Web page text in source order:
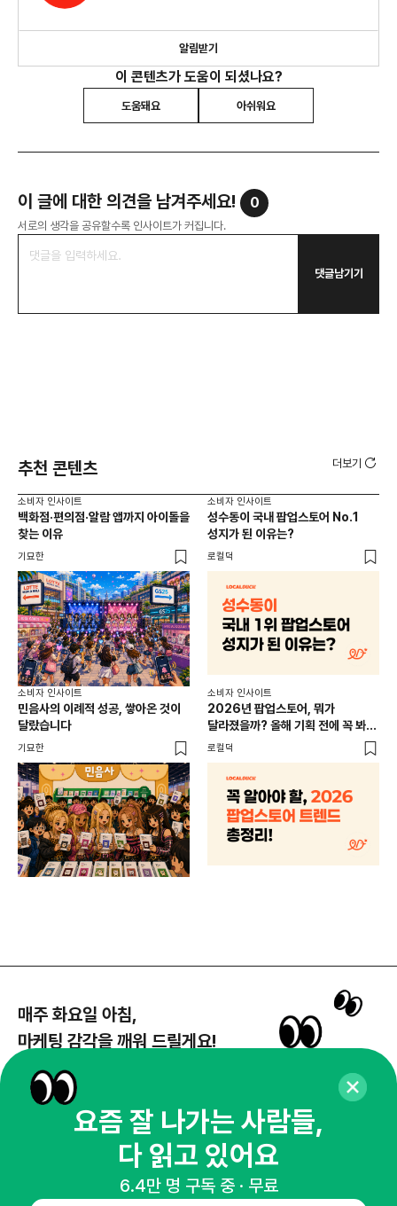
알림받기
이 콘텐츠가 도움이 되셨나요?
도움돼요 아쉬워요
이 글에 대한 의견을 남겨주세요! 0
서로의 생각을 공유할수록 인사이트가 커집니다.
댓글남기기
추천 콘텐츠 더보기
소비자 인사이트
백화점·편의점·알람 앱까지 아이돌을
찾는 이유
기묘한
소비자 인사이트
성수동이 국내 팝업스토어 No.1
성지가 된 이유는?
로컬덕
소비자 인사이트
민음사의 이례적 성공, 쌓아온 것이
달랐습니다
기묘한
소비자 인사이트
2026년 팝업스토어, 뭐가
달라졌을까? 올해 기획 전에 꼭 봐야
할 트렌드 4가지
로컬덕
매주 화요일 아침,
마케팅 감각을 깨워 드릴게요!
뉴스레터 구독하기
요즘 잘 나가는 사람들,
다 읽고 있어요
6.4만 명 구독 중 · 무료